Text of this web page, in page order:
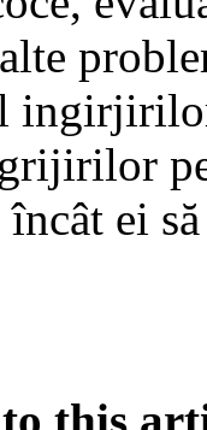
ei
this